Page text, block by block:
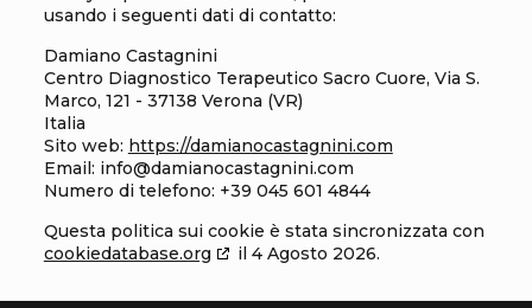
usando i seguenti dati di contatto:
Damiano Castagnini
Centro Diagnostico Terapeutico Sacro Cuore, Via S.
Marco, 121 - 37138 Verona (VR)
Italia
Sito web: https://damianocastagnini.com
Email: info@damianocastagnini.com
Numero di telefono: +39 045 601 4844
Questa politica sui cookie è stata sincronizzata con
cookiedatabase.org
il 4 Agosto 2026.